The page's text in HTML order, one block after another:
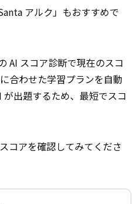
Santa アルク」もおすすめで
AI スコア診断で現在のスコ
合わせた学習プランを自動
出題するため、最短でスコ
コアを確認してみてくださ